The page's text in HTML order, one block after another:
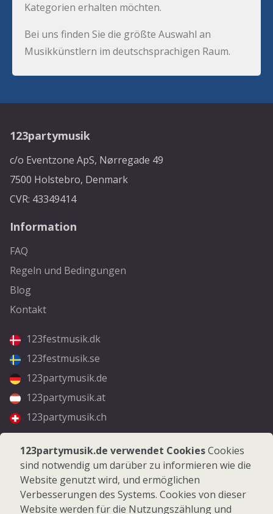
Kategorien erhalten möchten.
Bei uns finden Sie die größte Auswahl an
Musikkünstlern im deutschsprachigen Raum.
123partymusik
c/o Eventzone ApS, Nørregade 49
7500 Holstebro, Denmark
CVR: 43349414
Information
FAQ
Regeln und Bedingungen
Blog
Kontakt
123festmusik.dk
123festmusik.se
123partymusik.de
123partymusik.at
123partymusik.ch
Folgen Sie uns
Facebook
Instagram
123partymusik.de verwendet CookiesCookies
sind notwendig um darüber zu informieren wie die
Website genutzt wird, und ermöglichen
Verbesserungen des Systems. Cookies von dieser
Website werden für die Nutzungszählung und